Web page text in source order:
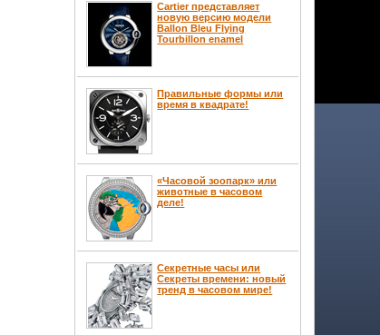
Cartier представляет
новую версию модели
Ballon Bleu Flying
Tourbillon enamel
Правильные формы или
время в квадрате!
«Часовой зоопарк» или
животные в часовом
деле!
Секретные часы или
Секреты времени: новый
тренд в часовом мире!